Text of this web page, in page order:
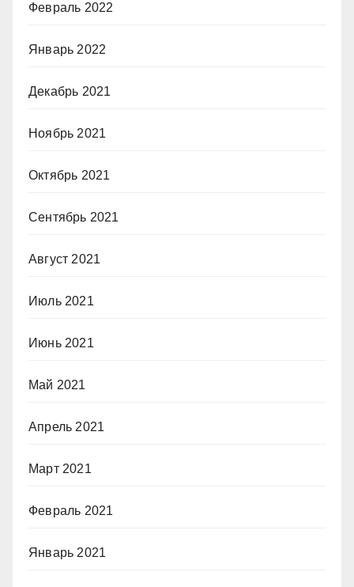
Февраль 2022
Январь 2022
Декабрь 2021
Ноябрь 2021
Октябрь 2021
Сентябрь 2021
Август 2021
Июль 2021
Июнь 2021
Май 2021
Апрель 2021
Март 2021
Февраль 2021
Январь 2021